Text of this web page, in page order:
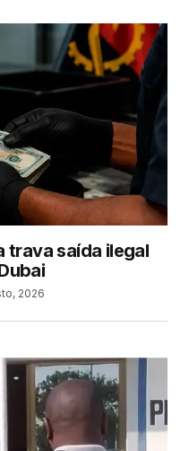
trava saída ilegal
2026